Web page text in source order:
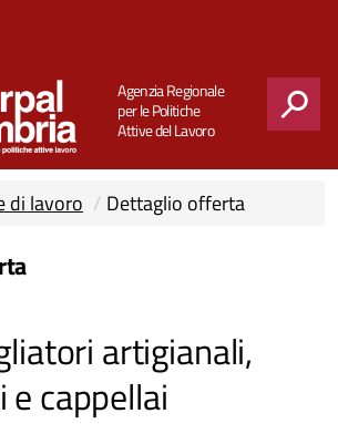
Agenzia Regionale
per le Politiche
Attive del Lavoro
di lavoro Dettaglio offerta
artigianali,
cappellai